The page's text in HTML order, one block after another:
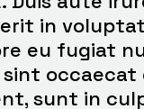
in
eu fugiat
sint
sunt in